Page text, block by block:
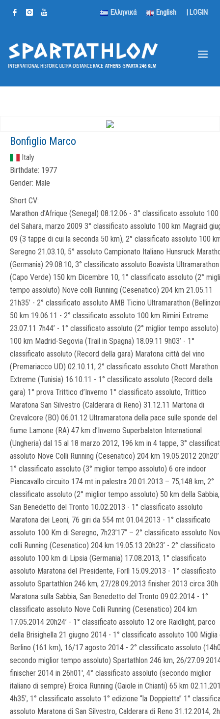
Ελληνικά English | LOGIN
Bonfiglio Marco
Italy
Birthdate: 1977
Gender: Male
Short CV:
Marathon d’Afrique (Senegal) 08.12.06 - 3° classificato assoluto
del Sahara, marzo 2009 3° classificato assoluto 100 km Magraid
09 (3 tappe di cui la seconda 50 km), 2° classificato assoluto 100
Seregno 21.03.10, 5° assoluto Campionato Italiano Hunsruck
(Germania) 29.08.10, 3° classificato assoluto Boavista Ultramarathon
(Capo Verde) 150 km Dicembre 10, 1° classificato assoluto (2°
tempo assoluto) Nove colli Running (Cesenatico) 204 km 21.05.11
21h35’ - 2° classificato assoluto AMB Ticino Ultramarathon
50 km 19.06.11 - 2° classificato assoluto 100 km Rimini Extreme
23.07.11 7h44’ - 1° classificato assoluto (2° miglior tempo assoluto)
100 km Madrid-Segovia (Trail in Spagna) 18.09.11 9h03’ - 1°
classificato assoluto (Record della gara) Maratona città del vino
(Premariacco UD) 02.10.11, 2° classificato assoluto Chott Marathon
Extreme (Tunisia) 16.10.11 - 1° classificato assoluto (Record della
gara) 1° prova Trittico d’Inverno 1° classificato assoluto, Trittico
Maratona San Silvestro (Calderara di Reno) 31.12.11 Martona di
Crevalcore (BO) 06.01.12 Ultramaratona della pace sulle sponde del
fiume Lamone (RA) 47 km d’Inverno Superbalaton International
(Ungheria) dal 15 al 18 marzo 2012, 196 km in 4 tappe, 3°
assoluto Nove Colli Running (Cesenatico) 204 km 19.05.2012
1° classificato assoluto (3° miglior tempo assoluto) 6 ore indoor
Piancavallo circuito 174 mt in palestra 20.01.2013 – 75,148 km, 2°
classificato assoluto (2° miglior tempo assoluto) 50 km della Sabbia,
San Benedetto del Tronto 10.02.2013 - 1° classificato assoluto
Maratona dei Leoni, 76 giri da 554 mt 01.04.2013 - 1° classificato
assoluto 100 Km di Seregno, 7h23’17” – 2° classificato assoluto
colli Running (Cesenatico) 204 km 19.05.13 20h23’ - 2° classificato
assoluto 100 km di Lipsia (Germania) 17.08.2013, 1° classificato
assoluto Maratona del Presidente, Forlì 15.09.2013 - 1° classificato
assoluto Spartathlon 246 km, 27/28.09.2013 finisher 2013 circa 30h
Maratona sulla Sabbia, San Benedetto del Tronto 09.02.2014 - 1°
classificato assoluto Nove Colli Running (Cesenatico) 204 km
17.05.2014 20h24’ - 1° classificato assoluto 12 ore Raidlight, parco
della Brisighella 21 giugno 2014 - 1° classificato assoluto 100 Miglia
Berlino (161 km), 16/17 agosto 2014 - 2° classificato assoluto
secondo miglior tempo assoluto) Spartathlon 246 km, 26/
finischer 2014 in 26h01', 4° classificato assoluto (secondo miglior
italiano di sempre) Eroica Running (Gaiole in Chianti) 65 km
4h35', 1° classificato assoluto 1° edizione “la Doppietta” 1°
assoluto Maratona di San Silvestro, Calderara di Reno 31.12.2014,